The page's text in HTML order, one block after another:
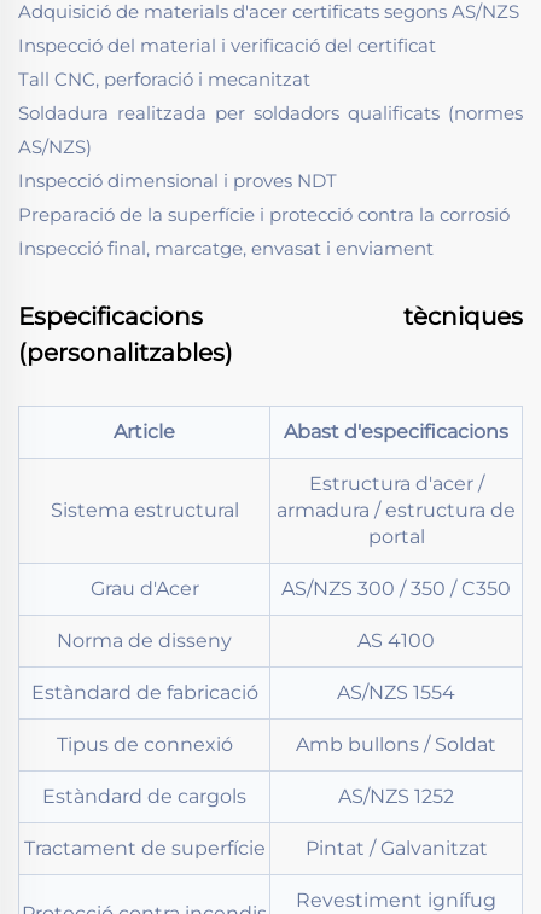
Adquisició de materials d'acer certificats segons AS/NZS
Inspecció del material i verificació del certificat
Tall CNC, perforació i mecanitzat
Soldadura realitzada per soldadors qualificats (normes
AS/NZS)
Inspecció dimensional i proves NDT
Preparació de la superfície i protecció contra la corrosió
Inspecció final, marcatge, envasat i enviament
Especificacions tècniques
(personalitzables)
Article Abast d'especificacions
Sistema estructural
Estructura d'acer /
armadura / estructura de
portal
Grau d'Acer AS/NZS 300 / 350 / C350
Norma de disseny AS 4100
Estàndard de fabricació AS/NZS 1554
Tipus de connexió Amb bullons / Soldat
Estàndard de cargols AS/NZS 1252
Tractament de superfície Pintat / Galvanitzat
Revestiment ignífug